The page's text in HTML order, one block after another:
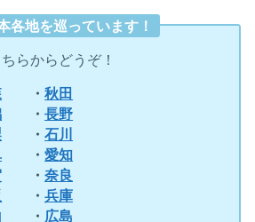
各地を巡っています！
らからどうぞ！
・秋田
・長野
・石川
・愛知
・奈良
・兵庫
・ 広島